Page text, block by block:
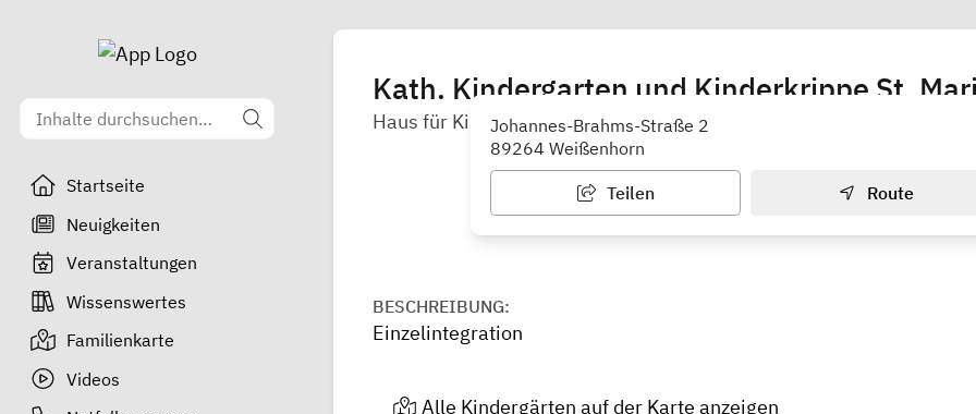
Startseite
Neuigkeiten
Veranstaltungen
Wissenswertes
Familienkarte
Videos
Kath. Kindergarten und Kinderkrippe St.
Haus für KinderJohannes-Brahms-Straße 2
89264 Weißenhorn
Teilen Route
BESCHREIBUNG:
Einzelintegration
Alle Kindergärten auf der Karte anzeigen